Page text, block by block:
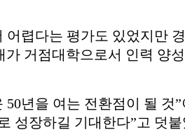
렵다는 평가도 있었지만
거점대학으로서 인력 양
년을 여는 전환점이 될 것
성장하길 기대한다”고 덧붙